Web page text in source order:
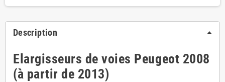
Description
Elargisseurs de voies Peugeot 2008
(à partir de 2013)